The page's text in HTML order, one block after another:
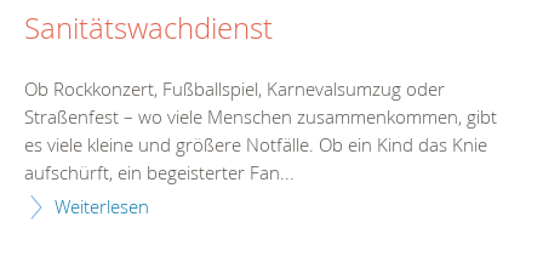
Sanitätswachdienst
Ob Rockkonzert, Fußballspiel, Karnevalsumzug oder
Straßenfest – wo viele Menschen zusammenkommen, gibt
es viele kleine und größere Notfälle. Ob ein Kind das Knie
aufschürft, ein begeisterter Fan...
Weiterlesen